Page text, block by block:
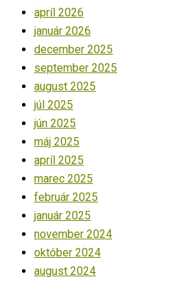
apríl 2026
január 2026
december 2025
september 2025
august 2025
júl 2025
jún 2025
máj 2025
apríl 2025
marec 2025
február 2025
január 2025
november 2024
október 2024
august 2024